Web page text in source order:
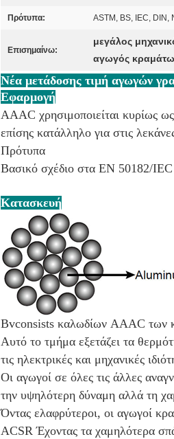
Πρότυπα: ASTM, BS, IEC, DIN,
Επισημαίνω:
μεγάλος
αγωγός
Νέα μετάδοσης τιμή αγωγών
Εφαρμογή
AAAC χρησιμοποιείται κυρίως
επίσης κατάλληλο για στις
Πρότυπα
Βασικό σχέδιο στα EN 50182/
Κατασκευή
Bvconsists καλωδίων AAAC των
Αυτό το τμήμα εξετάζει τα
τις ηλεκτρικές και μηχανικές
Οι αγωγοί σε όλες τις άλλες
την υψηλότερη δύναμη αλλά τη
Όντας ελαφρύτεροι, οι αγωγοί
ACSR Έχοντας τα χαμηλότερα